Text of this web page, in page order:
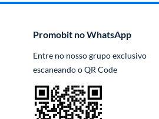
Promobit no WhatsApp
Entre no nosso grupo exclusivo
escaneando o QR Code